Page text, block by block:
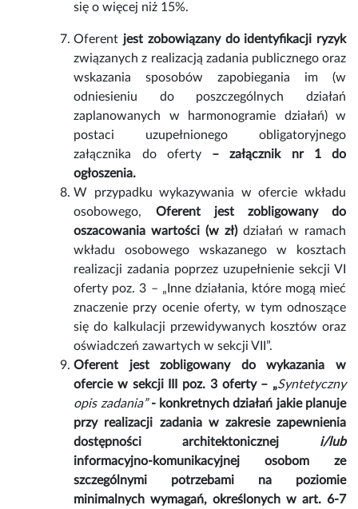
się o więcej niż 15%.
Oferent jest zobowiązany do identyfikacji ryzyk
związanych z realizacją zadania publicznego oraz
wskazania sposobów zapobiegania im (w
odniesieniu do poszczególnych działań
zaplanowanych w harmonogramie działań) w
postaci uzupełnionego obligatoryjnego
załącznika do oferty– załącznik nr 1 do
ogłoszenia.
W przypadku wykazywania w ofercie wkładu
osobowego, Oferent jest zobligowany do
oszacowania wartości (w zł)działań w ramach
wkładu osobowego wskazanego w kosztach
realizacji zadania poprzez uzupełnienie sekcji VI
oferty poz. 3 – „Inne działania, które mogą mieć
znaczenie przy ocenie oferty, w tym odnoszące
się do kalkulacji przewidywanych kosztów oraz
oświadczeń zawartych w sekcji VII”.
Oferent jest zobligowany do wykazania w
ofercie w sekcji III poz. 3 oferty – „Syntetyczny
opis zadania”- konkretnych działań jakie planuje
przy realizacji zadania w zakresie zapewnienia
dostępności architektonicznej i/lub
informacyjno-komunikacyjnej osobom ze
szczególnymi potrzebami na poziomie
minimalnych wymagań, określonych w art. 6-7